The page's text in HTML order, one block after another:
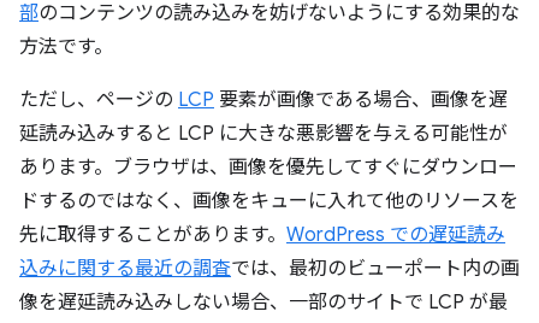
部のコンテンツの読み込みを妨げないようにする効果的な
方法です。
ただし、ページの LCP 要素が画像である場合、画像を遅
延読み込みすると LCP に大きな悪影響を与える可能性が
あります。ブラウザは、画像を優先してすぐにダウンロー
ドするのではなく、画像をキューに入れて他のリソースを
先に取得することがあります。 WordPress での遅延読み
込みに関する最近の調査では、最初のビューポート内の画
像を遅延読み込みしない場合、一部のサイトで LCP が最